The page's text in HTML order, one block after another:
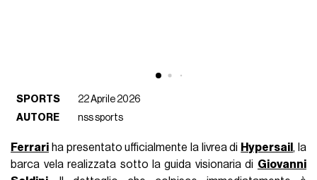
SPORTS
22 Aprile 2026
AUTORE
nss sports
Ferrari ha presentato ufficialmente la livrea di Hypersail , la
barca vela realizzata sotto la guida visionaria di Giovanni